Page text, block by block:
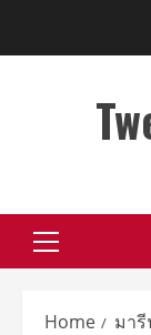
Primary
Home มา